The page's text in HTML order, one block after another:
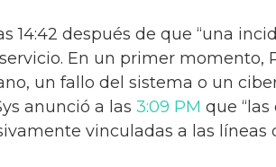
14:42 después de que “una
En un primer momento,
un fallo del sistema o un
anunció a las 3:09 PM que
vinculadas a las líneas